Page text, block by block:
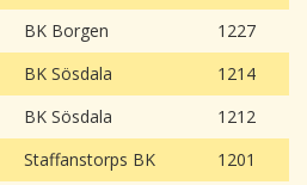
BK Borgen
1227
BK Sösdala
1214
BK Sösdala
1212
Staffanstorps BK
1201